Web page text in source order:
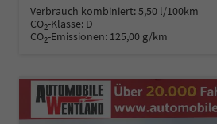
Verbrauch kombiniert:5,50 l/100km
CO2-Klasse: D
CO2-Emissionen: 125,00 g/km